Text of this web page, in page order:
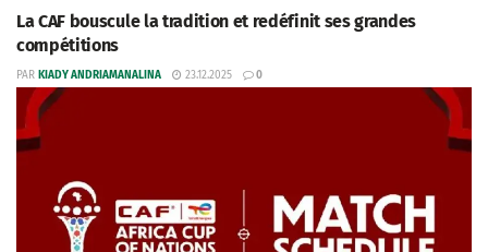
La CAF bouscule la tradition et redéfinit ses grandes
compétitions
PAR KIADY ANDRIAMANALINA 23.12.2025 0